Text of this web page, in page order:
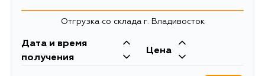
Длина упаковки, мм
Масса, кг 0.176
Honda
Кузов Двигатель
ZC, D16A9, D16A7,
Отгрузка со склада г. Владивосток
Дата и время
получения
Цена